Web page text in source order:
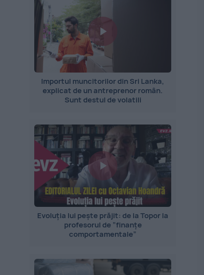
Importul muncitorilor din Sri Lanka,
explicat de un antreprenor român.
Sunt destul de volatili
Evoluția lui pește prăjit: de la Topor la
profesorul de ”finanțe
comportamentale”